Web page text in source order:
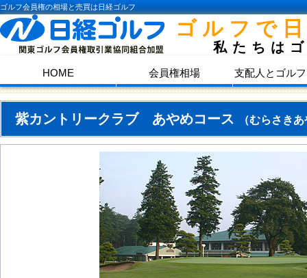
ゴルフ会員権の相場と売買は日経ゴルフ
ゴルフで
私たちは
HOME 会員権相場 支配人とゴル
紫カントリークラブ あやめコース （むらさき